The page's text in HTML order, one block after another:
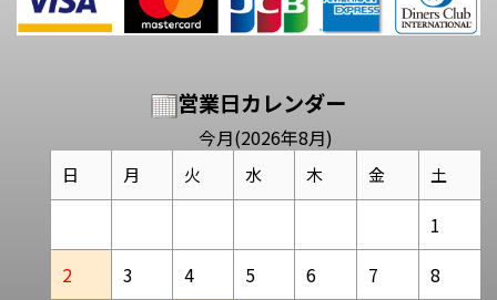
営業日カレンダー
今月(2026年8月)
日 月 火 水 木 金 土
1
2
3 4 5 6 7
8